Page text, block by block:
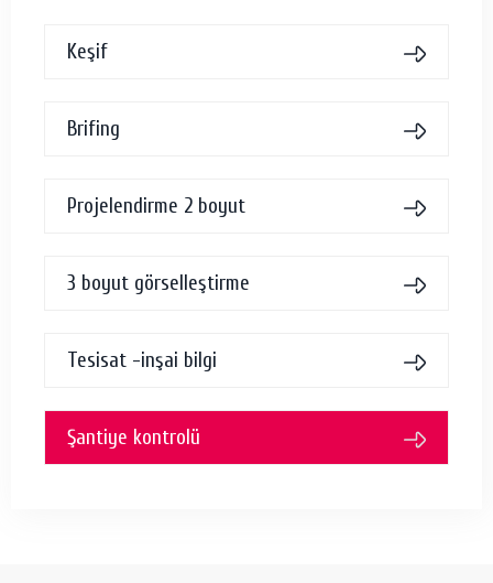
Keşif
Brifing
Projelendirme 2 boyut
3 boyut görselleştirme
Tesisat -inşai bilgi
Şantiye kontrolü